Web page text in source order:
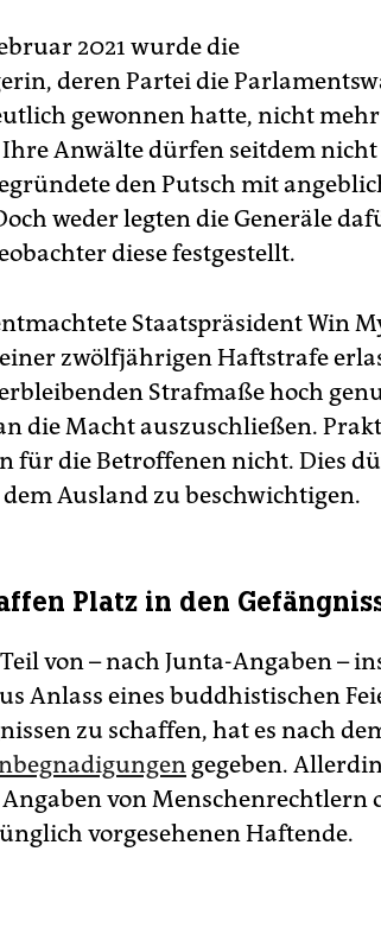
2021 wurde die
deren Partei die
gewonnen hatte, nicht
Anwälte dürfen seitdem nicht
den Putsch mit
weder legten die Generäle
diese festgestellt.
Staatspräsident Win
zwölfjährigen Haftstrafe
Strafmaße hoch
die Macht auszuschließen.
für die Betroffenen nicht. Dies
Ausland zu beschwichtigen.
Platz in den
von – nach Junta-Angaben –
Anlass eines buddhistischen
zu schaffen, hat es nach
gegeben.
von Menschenrechtlern
vorgesehenen Haftende.